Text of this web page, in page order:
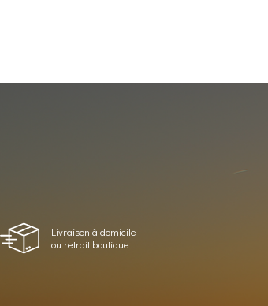
Livraison à domicile
ou retrait boutique